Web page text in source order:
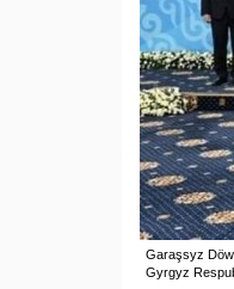
Garaşsyz
Gyrgyz